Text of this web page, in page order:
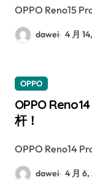
OPPO Reno15
dawei 4 月
OPPO
OPPO
杆！
OPPO Reno14
dawei 4 月